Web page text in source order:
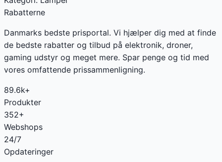
Rabatterne
Danmarks bedste prisportal. Vi hjælper dig med at finde
de bedste rabatter og tilbud på elektronik, droner,
gaming udstyr og meget mere. Spar penge og tid med
vores omfattende prissammenligning.
89.6k+
Produkter
352+
Webshops
24/7
Opdateringer